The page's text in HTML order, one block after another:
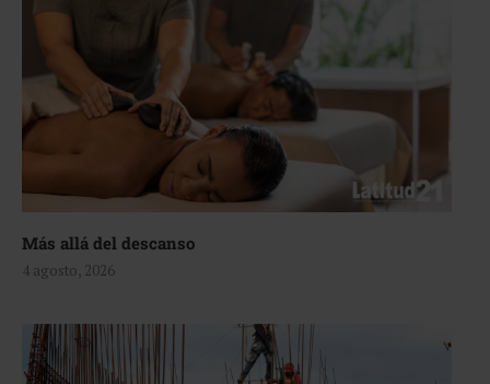
Más allá del descanso
4 agosto, 2026